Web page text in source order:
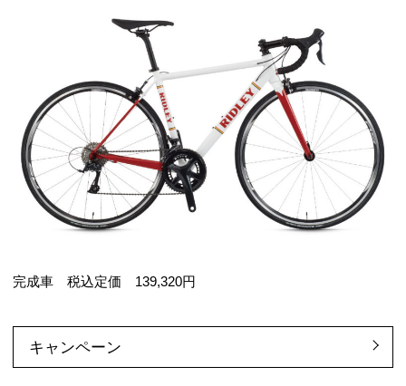
完成車 税込定価 139,320円
キャンペーン